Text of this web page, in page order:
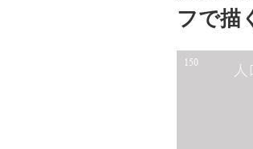
係
性
を
フで描